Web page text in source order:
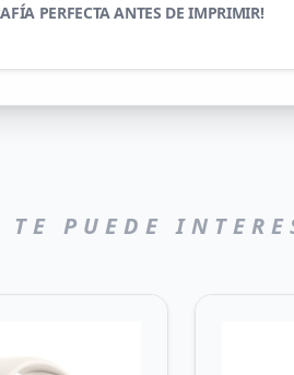
PERFECTA ANTES DE IMPRIMIR!
TE PUEDE